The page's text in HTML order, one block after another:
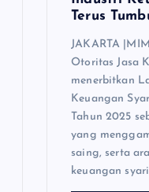
Terus
JAKARTA
Otoritas Jasa
menerbitkan
Keuangan
Tahun 2025
yang
saing, serta
keuangan